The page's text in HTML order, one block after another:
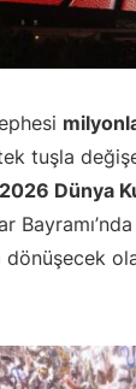
tek tuşla
2026 Dünya
dönüşecek